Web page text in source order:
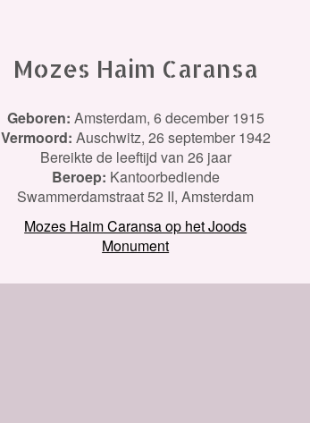
Mozes Haim Caransa
Geboren: Amsterdam, 6 december 1915
Vermoord: Auschwitz, 26 september 1942
Bereikte de leeftijd van 26 jaar
Beroep: Kantoorbediende
Swammerdamstraat 52 II, Amsterdam
Mozes Haim Caransa op het Joods
Monument